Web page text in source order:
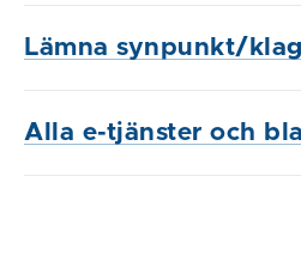
Lämna synpunkt/
Alla e-tjänster och